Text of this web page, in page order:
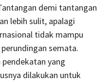
demi tantangan
lebih sulit, apalagi
tidak mampu
semata.
yang
dilakukan untuk